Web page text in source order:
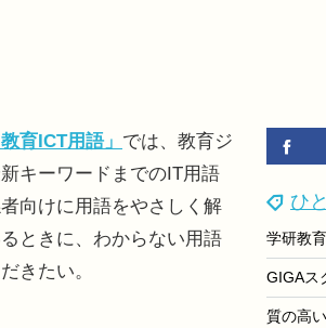
ひ
学研教
質の高
育ICT用語」 では、教育ジ
キーワードまでのIT用語
向けに用語をやさしく解
ときに、わからない用語
きたい。